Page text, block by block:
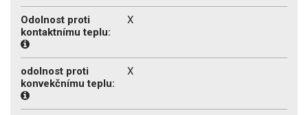
Odolnost proti
kontaktnímu teplu:
X
odolnost proti
konvekčnímu teplu:
X